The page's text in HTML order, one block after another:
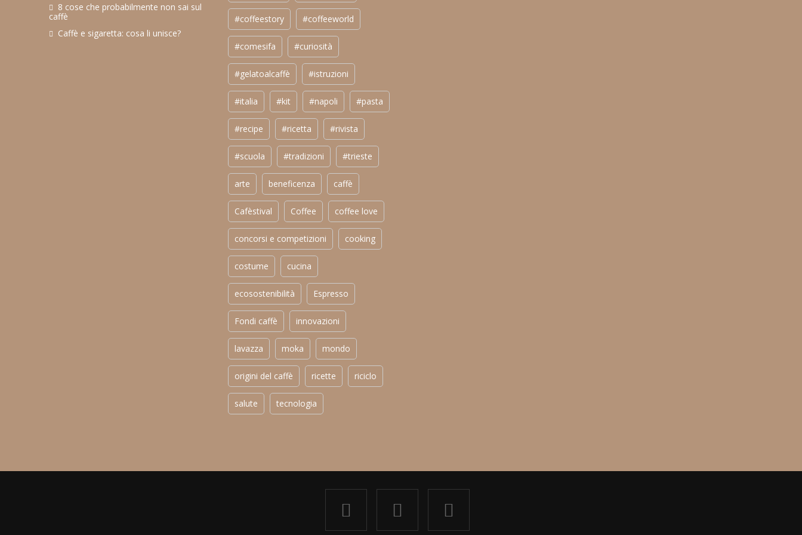
8 cose che probabilmente non sai sul
caffè
Caffè e sigaretta: cosa li unisce?
#coffeestory #coffeeworld
#comesifa #curiosità
#gelatoalcaffè #istruzioni
#italia #kit #napoli #pasta
#recipe #ricetta #rivista
#scuola #tradizioni #trieste
arte beneficenza caffè
Cafèstival Coffee coffee love
concorsi e competizioni cooking
costume cucina
ecosostenibilità Espresso
Fondi caffè innovazioni
lavazza moka mondo
origini del caffè ricette riciclo
salute tecnologia